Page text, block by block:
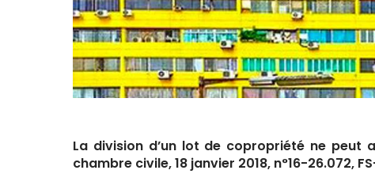
La division d’un lot de copropriété ne
chambre civile, 18 janvier 2018, n°16-26.072,